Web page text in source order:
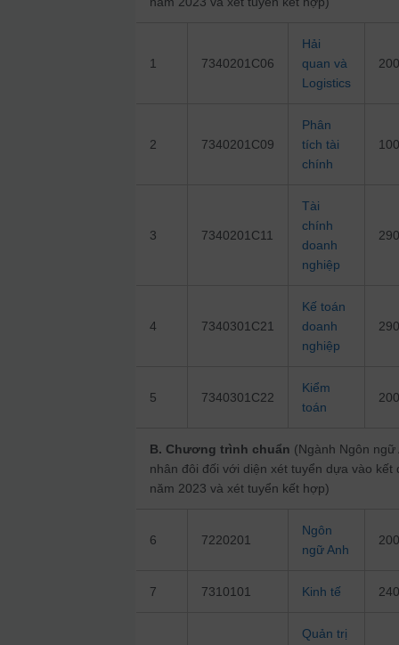
1 7340201C06
Hải
quan và
Logistics
2 7340201C09
Phân
tích tài
chính
3 7340201C11
Tài
chính
doanh
nghiệp
4 7340301C21
Kế toán
doanh
nghiệp
5 7340301C22
Kiểm
toán
B. Chương trình chuẩn (Ngành Ngôn
nhân đôi đối với diện xét tuyển dựa vào kết
năm 2023 và xét tuyển kết hợp)
6 7220201
Ngôn
ngữ Anh
7 7310101 Kinh tế
Quản trị